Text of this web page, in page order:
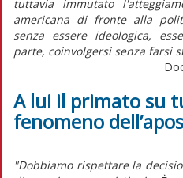
tuttavia immutato
americana di fronte alla
senza essere ideologica,
parte, coinvolgersi senza farsi
A lui il primato su
fenomeno
"Dobbiamo rispettare la